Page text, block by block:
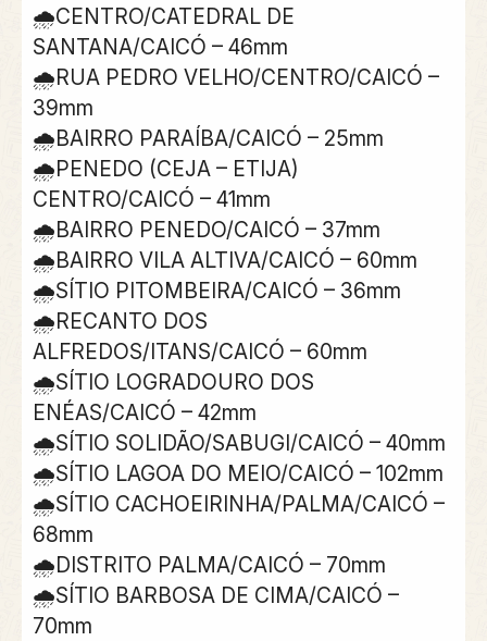
🌧CENTRO/CATEDRAL DE
SANTANA/CAICÓ – 46mm
🌧RUA PEDRO VELHO/CENTRO/CAICÓ –
39mm
🌧BAIRRO PARAÍBA/CAICÓ – 25mm
🌧PENEDO (CEJA – ETIJA)
CENTRO/CAICÓ – 41mm
🌧BAIRRO PENEDO/CAICÓ – 37mm
🌧BAIRRO VILA ALTIVA/CAICÓ – 60mm
🌧SÍTIO PITOMBEIRA/CAICÓ – 36mm
🌧RECANTO DOS
ALFREDOS/ITANS/CAICÓ – 60mm
🌧SÍTIO LOGRADOURO DOS
ENÉAS/CAICÓ – 42mm
🌧SÍTIO SOLIDÃO/SABUGI/CAICÓ – 40mm
🌧SÍTIO LAGOA DO MEIO/CAICÓ – 102mm
🌧SÍTIO CACHOEIRINHA/PALMA/CAICÓ –
68mm
🌧DISTRITO PALMA/CAICÓ – 70mm
🌧SÍTIO BARBOSA DE CIMA/CAICÓ –
70mm